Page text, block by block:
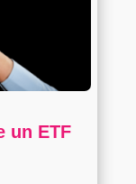
un ETF